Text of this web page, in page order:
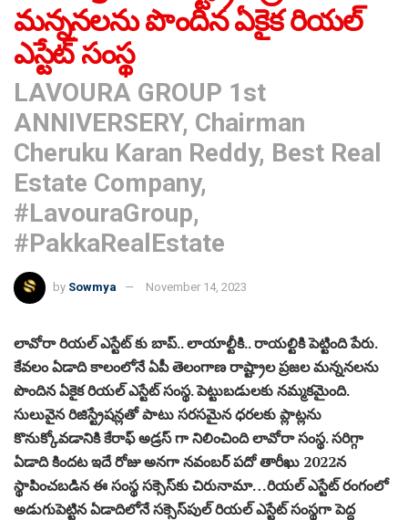
మన్ననలను పొందిన ఏకైక రియల్
ఎస్టేట్ సంస్థ
LAVOURA GROUP 1st
ANNIVERSERY, Chairman
Cheruku Karan Reddy, Best Real
Estate Company,
#LavouraGroup,
#PakkaRealEstate
by Sowmya November 14, 2023
లావోరా రియల్ ఎస్టేట్ కు బాప్.. లాయాల్టీకి.. రాయల్టికి పెట్టింది పేరు.
కేవలం ఏడాది కాలంలోనే ఏపీ తెలంగాణ రాష్ట్రాల ప్రజల మన్ననలను
పొందిన ఏకైక రియల్ ఎస్టేట్ సంస్థ. పెట్టుబడులకు నమ్మకమైంది.
సులువైన రిజిస్ట్రేషన్లతో పాటు సరసమైన ధరలకు ప్లాట్లను
కొనుక్కోవడానికి కేరాఫ్ అడ్రస్ గా నిలించింది లావోరా సంస్థ. సరిగ్గా
ఏడాది కిందట ఇదే రోజు అనగా నవంబర్ పదో తారీఖు 2022న
స్థాపించబడిన ఈ సంస్థ సక్సెస్‌కు చిరునామా…రియల్ ఎస్టేట్ రంగంలో
అడుగుపెట్టిన ఏడాదిలోనే సక్సెస్‌పుల్ రియల్ ఎస్టేట్ సంస్థగా పెద్ద